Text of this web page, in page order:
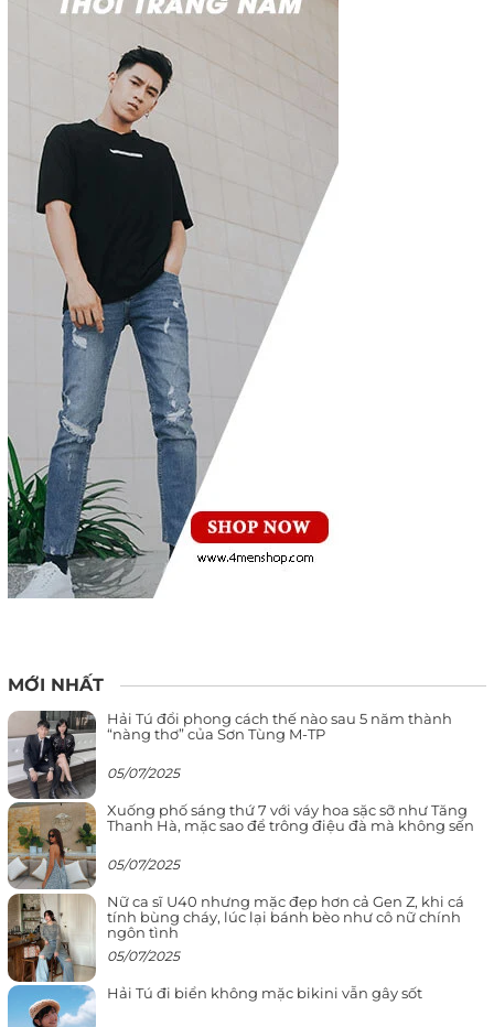
MỚI NHẤT
Hải Tú đổi phong cách thế nào sau 5 năm thành
“nàng thơ” của Sơn Tùng M-TP
05/07/2025
Xuống phố sáng thứ 7 với váy hoa sặc sỡ như Tăng
Thanh Hà, mặc sao để trông điệu đà mà không sến
05/07/2025
Nữ ca sĩ U40 nhưng mặc đẹp hơn cả Gen Z, khi cá
tính bùng cháy, lúc lại bánh bèo như cô nữ chính
ngôn tình
05/07/2025
Hải Tú đi biển không mặc bikini vẫn gây sốt